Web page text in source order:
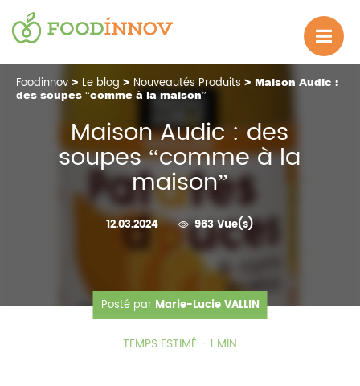
Foodinnov > Le blog > Nouveautés Produits > Maison Audic :
des soupes “comme à la maison”
Maison Audic : des
soupes “comme à la
maison”
12.03.2024 963 Vue(s)
Posté par Marie-Lucie VALLIN
TEMPS ESTIMÉ - 1 MIN